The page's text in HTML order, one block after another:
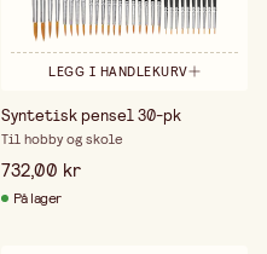
LEGG I HANDLEKURV
Syntetisk pensel 30-pk
Til hobby og skole
732,00 kr
På lager